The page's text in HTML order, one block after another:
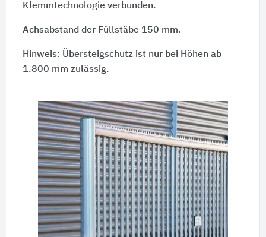
Klemmtechnologie verbunden.
Achsabstand der Füllstäbe 150 mm.
Hinweis: Übersteigschutz ist nur bei Höhen ab
1.800 mm zulässig.